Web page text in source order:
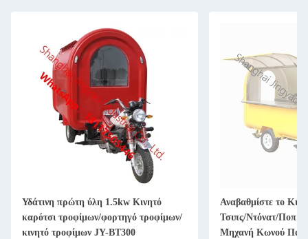
Υδάτινη πρώτη ύλη 1.5kw Κινητό
καρότσι τροφίμων/φορτηγό τροφίμων/
κινητό τροφίμων JY-BT300
Αναβαθμίστε το
Τσιπς/Ντόνατ/Ποπ
Μηχανή Κωνού